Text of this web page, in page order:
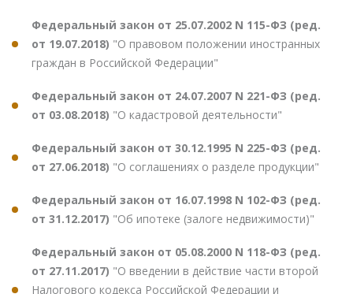
Федеральный закон от 25.07.2002 N 115-ФЗ (ред.
от 19.07.2018) "О правовом положении иностранных
граждан в Российской Федерации"
Федеральный закон от 24.07.2007 N 221-ФЗ (ред.
от 03.08.2018) "О кадастровой деятельности"
Федеральный закон от 30.12.1995 N 225-ФЗ (ред.
от 27.06.2018) "О соглашениях о разделе продукции"
Федеральный закон от 16.07.1998 N 102-ФЗ (ред.
от 31.12.2017) "Об ипотеке (залоге недвижимости)"
Федеральный закон от 05.08.2000 N 118-ФЗ (ред.
от 27.11.2017) "О введении в действие части второй
Налогового кодекса Российской Федерации и